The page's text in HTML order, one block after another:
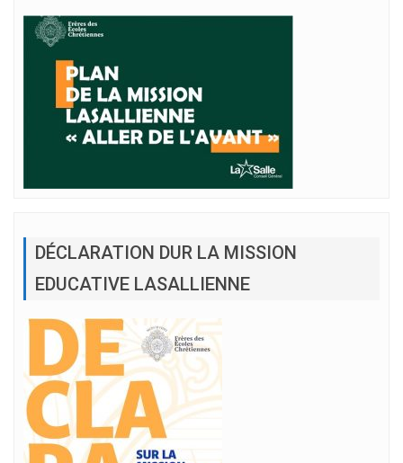
DÉCLARATION DUR LA MISSION
EDUCATIVE LASALLIENNE